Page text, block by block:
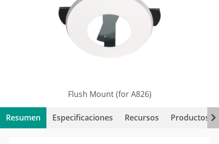
Flush Mount (for A826)
Resumen Especificaciones Recursos Productos